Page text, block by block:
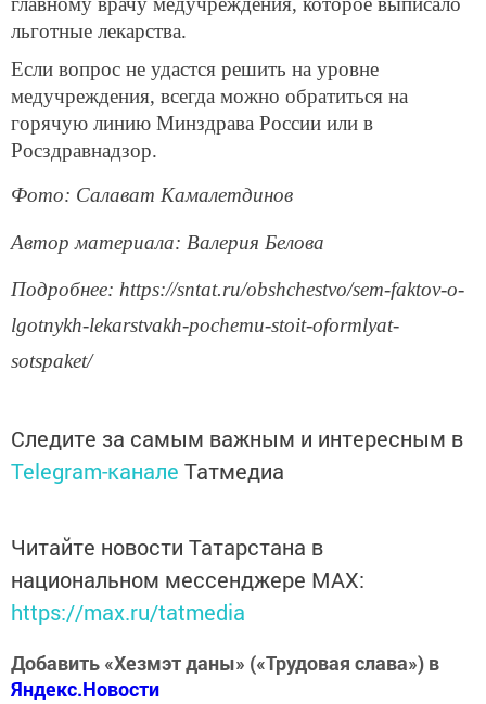
льготные лекарства.
Если вопрос не удастся решить на уровне
медучреждения, всегда можно обратиться на
горячую линию Минздрава России или в
Росздравнадзор.
Фото: Салават Камалетдинов
Автор материала: Валерия Белова
Подробнее: https://sntat.ru/obshchestvo/sem-faktov-o-
lgotnykh-lekarstvakh-pochemu-stoit-oformlyat-
sotspaket/
Следите за самым важным и интересным в
Telegram-канале Татмедиа
Читайте новости Татарстана в
национальном мессенджере MАХ:
https://max.ru/tatmedia
Добавить «Хезмэт даны» («Трудовая слава») в
Яндекс.Новости